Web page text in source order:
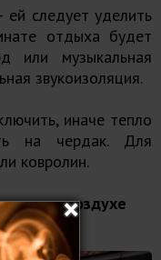
следует уделить
отдыха будет
или музыкальная
звукоизоляция.
иначе тепло
на чердак. Для
ковролин.
воздухе